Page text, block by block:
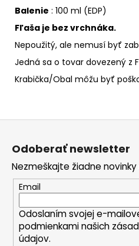
Balenie : 100 ml (EDP)
Fľaša je bez vrchnáka.
Nepoužitý, ale nemusí byť
Jedná sa o tovar dovezený z
Krabička/Obal môžu byť
Z
Odoberať newsletter
Nezmeškajte žiadne
Email
Odoslaním svojej e-
podmienkami našich
údajov.